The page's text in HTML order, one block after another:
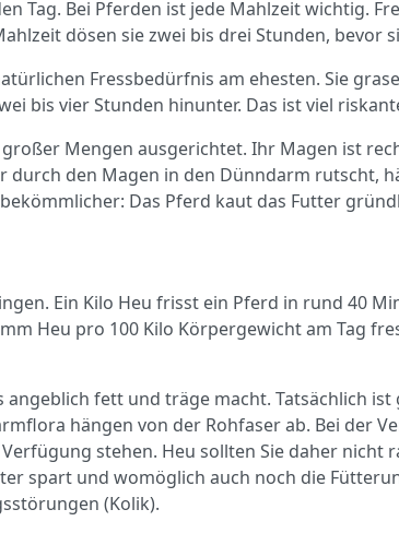
Tag. Bei Pferden ist jede Mahlzeit wichtig.
dösen sie zwei bis drei Stunden, bevor
Fressbedürfnis am ehesten. Sie
bis vier Stunden hinunter. Das ist viel
Mengen ausgerichtet. Ihr Magen ist
den Magen in den Dünndarm rutscht,
Das Pferd kaut das Futter
Ein Kilo Heu frisst ein Pferd in rund 40
Heu pro 100 Kilo Körpergewicht am Tag
fett und träge macht. Tatsächlich
hängen von der Rohfaser ab. Bei der
stehen. Heu sollten Sie daher
spart und womöglich auch noch die
(Kolik).